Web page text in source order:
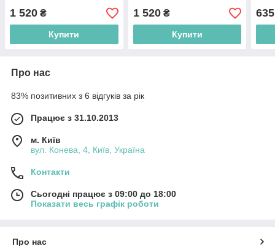
1 520 ₴
Купити
1 520₴
Купити
635
Про нас
83% позитивних з 6 відгуків за рік
Працює з 31.10.2013
м. Київ
вул. Конева, 4, Київ, Україна
Контакти
Сьогодні працює з 09:00 до 18:00
Показати весь графік роботи
Про нас